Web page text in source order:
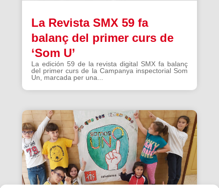
La Revista SMX 59 fa
balanç del primer curs de
‘Som U’
La edición 59 de la revista digital SMX fa balanç
del primer curs de la Campanya inspectorial Som
Un, marcada per una...